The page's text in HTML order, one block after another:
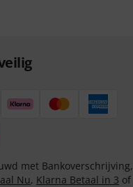
met Bankoverschrijving,
Nu, Klarna Betaal in 3 of